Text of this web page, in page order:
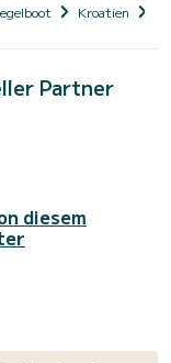
Kroatien
Partner
diesem